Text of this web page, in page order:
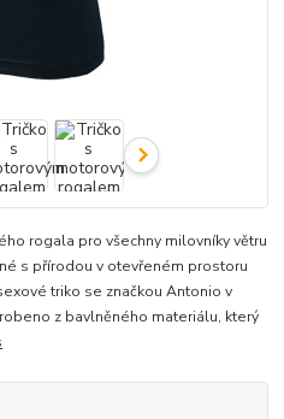
rogala pro všechny milovníky větru
s přírodou v otevřeném prostoru
triko se značkou Antonio v
z bavlněného materiálu, který